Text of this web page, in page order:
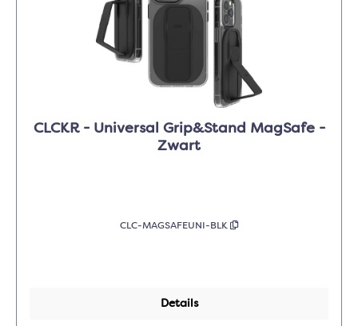
CLCKR - Universal Grip&Stand MagSafe -
Zwart
CLC-MAGSAFEUNI-BLK
Details